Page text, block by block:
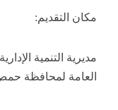
مكان التقديم:
مديرية التنمية
العامة لمحافظة